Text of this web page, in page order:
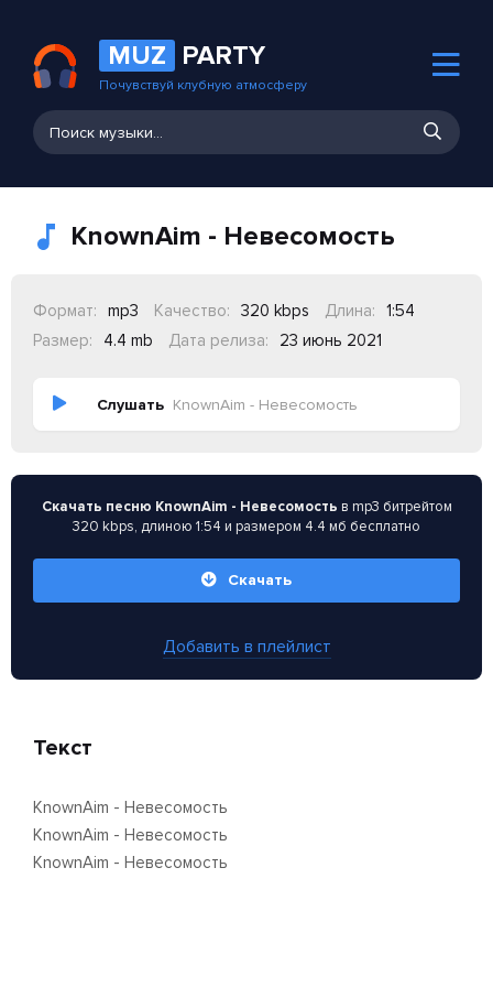
MUZ PARTY
Почувствуй клубную атмосферу
KnownAim - Невесомость
Формат: mp3 Качество: 320 kbps Длина:
1:54
Размер:
4.4 mb Дата релиза: 23 июнь 2021
Слушать KnownAim - Невесомость
Скачать песню KnownAim - Невесомость в mp3 битрейтом
320 kbps, длиною 1:54 и размером 4.4 мб бесплатно
Скачать
Добавить в плейлист
Текст
KnownAim - Невесомость
KnownAim - Невесомость
KnownAim - Невесомость